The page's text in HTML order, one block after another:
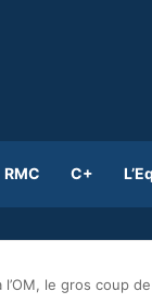
RMC C+
le gros coup